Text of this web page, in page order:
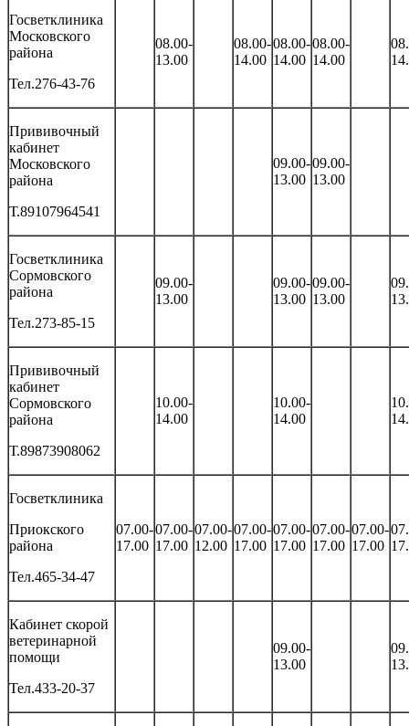
Госветклиника
Московского
района
Тел.276-43-76
08.00-
13.00
08.00-
14.00
08.00-
14.00
08.00-
14.00
Прививочный
кабинет
Московского
района
Т.89107964541
09.00-
13.00
09.00-
13.00
Госветклиника
Сормовского
района
Тел.273-85-15
09.00-
13.00
09.00-
13.00
09.00-
13.00
Прививочный
кабинет
Сормовского
района
Т.89873908062
10.00-
14.00
10.00-
14.00
Госветклиника
Приокского
района
Тел.465-34-47
07.00-
17.00
07.00-
17.00
07.00-
12.00
07.00-
17.00
07.00-
17.00
07.00-
17.00
07.00-
17.00
Кабинет скорой
ветеринарной
помощи
Тел.433-20-37
09.00-
13.00